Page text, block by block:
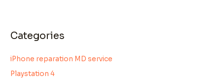
Categories
iPhone reparation MD service
Playstation 4
Välkommen till MD Service!